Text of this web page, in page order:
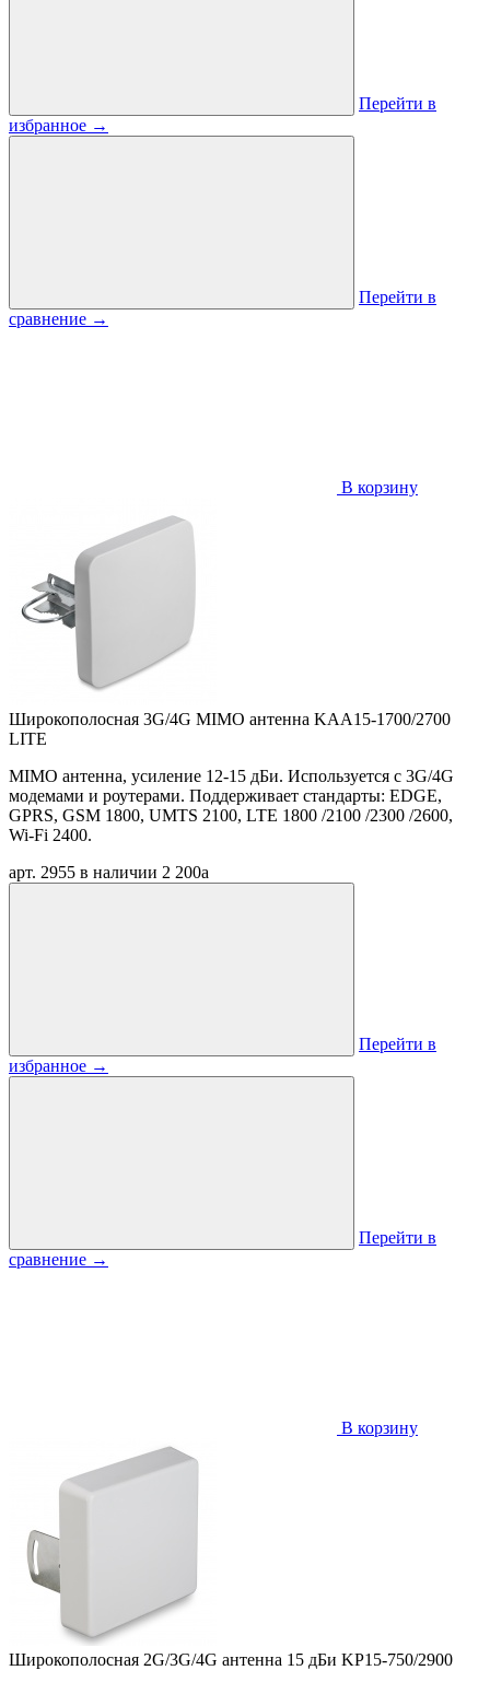
Перейти в
избранное →
Перейти в
сравнение →
В корзину
Широкополосная 3G/4G MIMO антенна KAA15-1700/2700
LITE
MIMO антенна, усиление 12-15 дБи. Используется с 3G/4G
модемами и роутерами. Поддерживает стандарты: EDGE,
GPRS, GSM 1800, UMTS 2100, LTE 1800 /2100 /2300 /2600,
Wi-Fi 2400.
арт. 2955 в наличии 2 200a
Перейти в
избранное →
Перейти в
сравнение →
В корзину
Широкополосная 2G/3G/4G антенна 15 дБи KP15-750/2900